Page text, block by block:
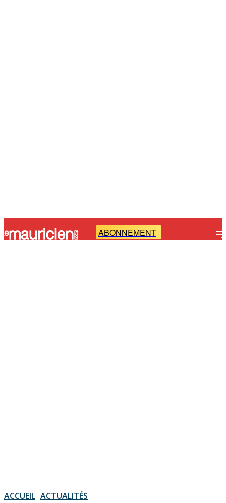
- ABONNEMENT
ACCUEIL ACTUALITÉS